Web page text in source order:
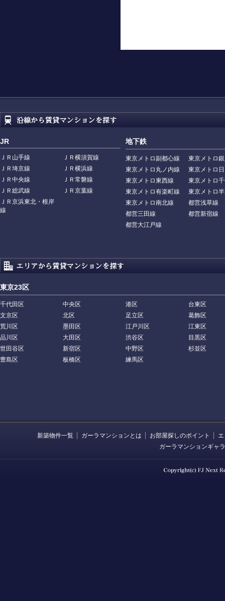
JR
ＪＲ山手線
ＪＲ横須賀線
ＪＲ埼京線
ＪＲ横浜線
ＪＲ中央線
ＪＲ常磐線
ＪＲ総武線
ＪＲ京葉線
ＪＲ京浜東北・根岸
線
地下鉄
東京メトロ副都心線
東京メトロ
東京メトロ丸ノ内線
東京メトロ
東京メトロ東西線
東京メトロ
東京メトロ有楽町線
東京メトロ
東京メトロ南北線
都営浅草線
都営三田線
都営新宿線
都営大江戸線
東京23区
千代田区 中央区 港区
台東区
文京区
北区 足立区
葛飾区
荒川区
墨田区 江戸川区
江東区
品川区
大田区 渋谷区
目黒区
世田谷区
新宿区 中野区
杉並区
豊島区
板橋区 練馬区
新築物件一覧 ガーラマンションとは お部屋探しのポイント
ガーラマンションギャ